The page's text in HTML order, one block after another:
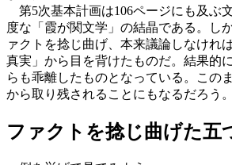
第5次基本計画は106ページにも及ぶ
度な「霞が関文学」の結晶である。し
ァクトを捻じ曲げ、本来議論しなけれ
真実」から目を背けたものだ。結果的
らも乖離したものとなっている。この
から取り残されることにもなるだろう。
ファクトを捻じ曲げた五